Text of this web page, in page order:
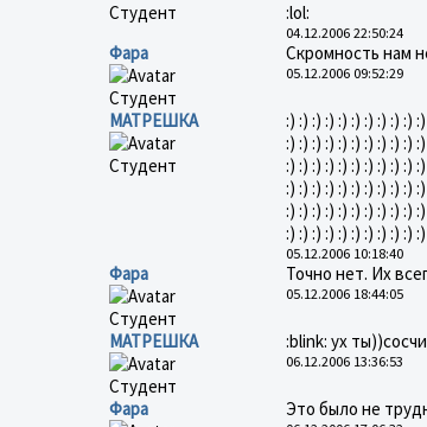
Студент
:lol:
04.12.2006 22:50:24
Фара
Студент
Скромность нам
05.12.2006 09:52:29
МАТРЕШКА
Студент
:) :) :) :) :) :) :) :) :) :)
:) :) :) :) :) :) :) :) :) :)
:) :) :) :) :) :) :) :) :) :)
:) :) :) :) :) :) :) :) :) :)
:) :) :) :) :) :) :) :) :) :)
:) :) :) :) :) :) :) :) :) :)
05.12.2006 10:18:40
Фара
Студент
Точно нет. Их
05.12.2006 18:44:05
МАТРЕШКА
Студент
:blink: ух
06.12.2006 13:36:53
Фара
Это было не